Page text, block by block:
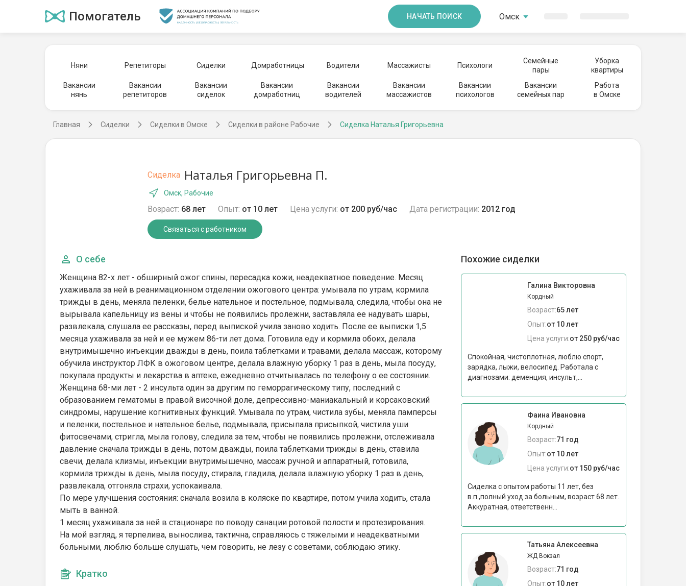
Помогатель НАЧАТЬ ПОИСК Омск
Няни Репетиторы Сиделки Домработницы Водители Массажисты Психологи
Семейные
пары
Уборка
квартиры
Вакансии
нянь
Вакансии
репетиторов
Вакансии
сиделок
Вакансии
домработниц
Вакансии
водителей
Вакансии
массажистов
Вакансии
психологов
Вакансии
семейных пар
Работа
в Омске
Главная Сиделки Сиделки в Омске Сиделки в районе Рабочие Сиделка Наталья Григорьевна
Сиделка Наталья Григорьевна П.
Омск, Рабочие
Возраст: 68 лет Опыт: от 10 лет Цена услуги: от 200 руб/час Дата регистрации: 2012 год
Связаться с работником
О себе
Женщина 82-х лет - обширный ожог спины, пересадка кожи, неадекватное поведение. Месяц
ухаживала за ней в реанимационном отделении ожогового центра: умывала по утрам, кормила
трижды в день, меняла пеленки, белье нательное и постельное, подмывала, следила, чтобы она не
вырывала капельницу из вены и чтобы не появились пролежни, заставляла ее надувать шары,
развлекала, слушала ее рассказы, перед выпиской учила заново ходить. После ее выписки 1,5
месяца ухаживала за ней и ее мужем 86-ти лет дома. Готовила еду и кормила обоих, делала
внутримышечно инъекции дважды в день, поила таблетками и травами, делала массаж, которому
обучила инструктор ЛФК в ожоговом центре, делала влажную уборку 1 раз в день, мыла посуду,
покупала продукты и лекарства в аптеке, ежедневно отчитывалась по телефону о ее состоянии.
Женщина 68-ми лет - 2 инсульта один за другим по геморрагическому типу, последний с
образованием гематомы в правой височной доле, депрессивно-маниакальный и корсаковский
синдромы, нарушение когнитивных функций. Умывала по утрам, чистила зубы, меняла памперсы
и пеленки, постельное и нательное белье, подмывала, присыпала присыпкой, чистила уши
фитосвечами, стригла, мыла голову, следила за тем, чтобы не появились пролежни, отслеживала
давление сначала трижды в день, потом дважды, поила таблетками трижды в день, ставила
свечи, делала клизмы, инъекции внутримышечно, массаж ручной и аппаратный, готовила,
кормила трижды в день, мыла посуду, стирала, гладила, делала влажную уборку 1 раз в день,
развлекала, отгоняла страхи, успокаивала.
По мере улучшения состояния: сначала возила в коляске по квартире, потом учила ходить, стала
мыть в ванной.
1 месяц ухаживала за ней в стационаре по поводу санации ротовой полости и протезирования.
На мой взгляд, я терпелива, вынослива, тактична, справляюсь с тяжелыми и неадекватными
больными, люблю больше слушать, чем говорить, не лезу с советами, соблюдаю этику.
Кратко
Похожие сиделки
Галина Викторовна
Кордный
Возраст:65 лет
Опыт:от 10 лет
Цена услуги:от 250 руб/час
Спокойная, чистоплотная, люблю спорт,
зарядка, лыжи, велосипед. Работала с
диагнозами: деменция, инсульт,...
Фаина Ивановна
Кордный
Возраст:71 год
Опыт:от 10 лет
Цена услуги:от 150 руб/час
Сиделка с опытом работы 11 лет, без
в.п.,полный уход за больным, возраст 68 лет.
Аккуратная, ответственн...
Татьяна Алексеевна
ЖД Вокзал
Возраст:71 год
Опыт:от 10 лет